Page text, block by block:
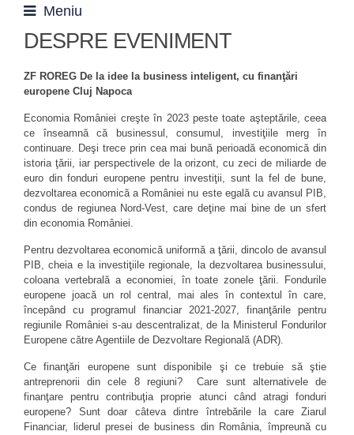
Meniu
DESPRE EVENIMENT
ZF ROREG De la idee la business inteligent, cu finanţări
europene Cluj Napoca
Economia României creşte în 2023 peste toate aşteptările, ceea
ce înseamnă că businessul, consumul, investiţiile merg în
continuare. Deşi trece prin cea mai bună perioadă economică din
istoria ţării, iar perspectivele de la orizont, cu zeci de miliarde de
euro din fonduri europene pentru investiţii, sunt la fel de bune,
dezvoltarea economică a României nu este egală cu avansul PIB,
condus de regiunea Nord-Vest, care deţine mai bine de un sfert
din economia României.
Pentru dezvoltarea economică uniformă a ţării, dincolo de avansul
PIB, cheia e la investiţiile regionale, la dezvoltarea businessului,
coloana vertebrală a economiei, în toate zonele ţării. Fondurile
europene joacă un rol central, mai ales în contextul în care,
începând cu programul financiar 2021-2027, finanţările pentru
regiunile României s-au descentralizat, de la Ministerul Fondurilor
Europene către Agentiile de Dezvoltare Regională (ADR).
Ce finanţări europene sunt disponibile şi ce trebuie să ştie
antreprenorii din cele 8 regiuni? Care sunt alternativele de
finanţare pentru contribuţia proprie atunci când atragi fonduri
europene? Sunt doar câteva dintre întrebările la care Ziarul
Financiar, liderul presei de business din România, împreună cu